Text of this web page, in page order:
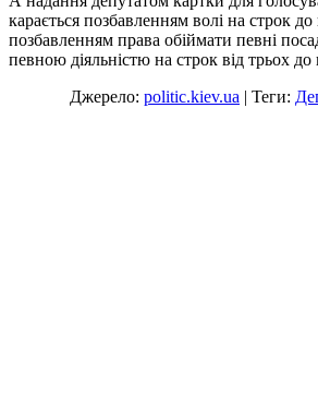
карається позбавленням волі на строк до
позбавленням права обіймати певні
певною діяльністю на строк від трьох до
Джерело: politic.kiev.ua | Теги: